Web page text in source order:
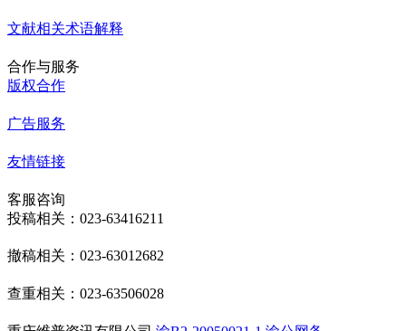
文献相关术语解释
合作与服务
版权合作
广告服务
友情链接
客服咨询
投稿相关：023-63416211
撤稿相关：023-63012682
查重相关：023-63506028